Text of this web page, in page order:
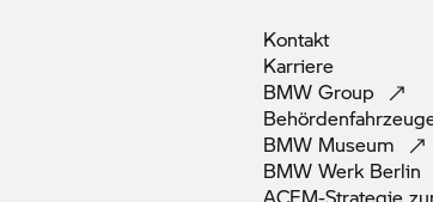
Kontakt
Karriere
BMW Group
BMW Museum
BMW Werk Berlin